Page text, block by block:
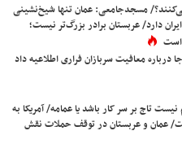
مسجدجامعی: عمان تنها شیخ‌نشینی
دارد/ عربستان برادر بزرگ‌تر نیست؛
درباره معافیت سربازان فراری اطلاعیه داد
تاج بر سر کار باشد یا عمامه/ آمریکا به
عمان و عربستان در توقف حملات نقش